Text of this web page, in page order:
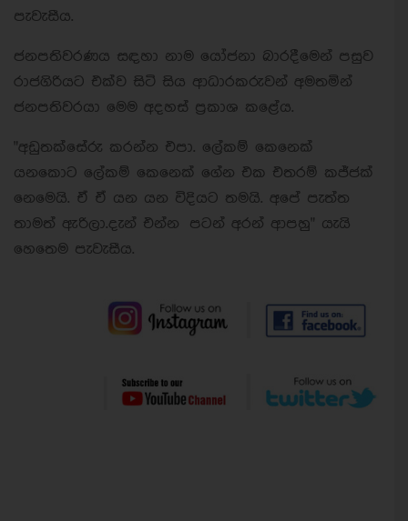
පැවැසීය.
ජනපතිවරණය සඳහා නාම යෝජනා බාරදීමෙන් පසුව
රාජගිරියට එක්ව සිටි සිය ආධාරකරුවන් අමතමින්
ජනපතිවරයා මෙම අදහස් ප්‍රකාශ කළේය.
"අඩුතක්සේරු කරන්න එපා. ලේකම් කෙනෙක්
යනකොට ලේකම් කෙනෙක් ගේන එක එතරම් කජ්ජක්
නෙමෙයි. ඒ ඒ යන යන විදියට තමයි. අපේ පැත්ත
තාමත් ඇරිලා.දැන් එන්න පටන් අරන් ආපහු" යැයි
හෙතෙම පැවැසීය.